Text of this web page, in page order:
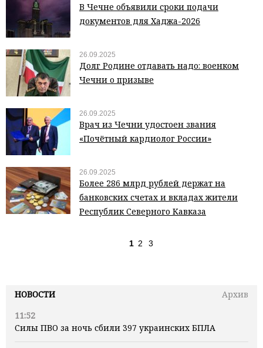
НОВОСТИ
Архив
11:52
Силы ПВО за ночь сбили 397 украинских БПЛА
В Чечне объявили сроки подачи
документов для Хаджа-2026
26.09.2025
Долг Родине отдавать надо: военком
Чечни о призыве
26.09.2025
Врач из Чечни удостоен звания
«Почётный кардиолог России»
26.09.2025
Более 286 млрд рублей держат на
банковских счетах и вкладах жители
Республик Северного Кавказа
1 2 3